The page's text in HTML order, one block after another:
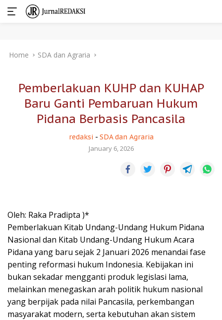
Home SDA dan Agraria
Pemberlakuan KUHP dan KUHAP
Baru Ganti Pembaruan Hukum
Pidana Berbasis Pancasila
redaksi - SDA dan Agraria
January 6, 2026
Oleh: Raka Pradipta )*
Pemberlakuan Kitab Undang-Undang Hukum Pidana
Nasional dan Kitab Undang-Undang Hukum Acara
Pidana yang baru sejak 2 Januari 2026 menandai fase
penting reformasi hukum Indonesia. Kebijakan ini
bukan sekadar mengganti produk legislasi lama,
melainkan menegaskan arah politik hukum nasional
yang berpijak pada nilai Pancasila, perkembangan
masyarakat modern, serta kebutuhan akan sistem